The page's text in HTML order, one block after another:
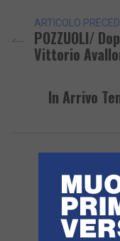
ARTICOLO
POZZUOLI/
Vittorio
In Arrivo